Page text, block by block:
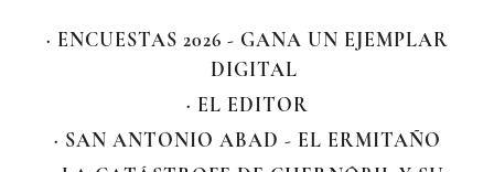
· ENCUESTAS 2026 - GANA UN EJEMPLAR
DIGITAL
· EL EDITOR
· SAN ANTONIO ABAD - EL ERMITAÑO